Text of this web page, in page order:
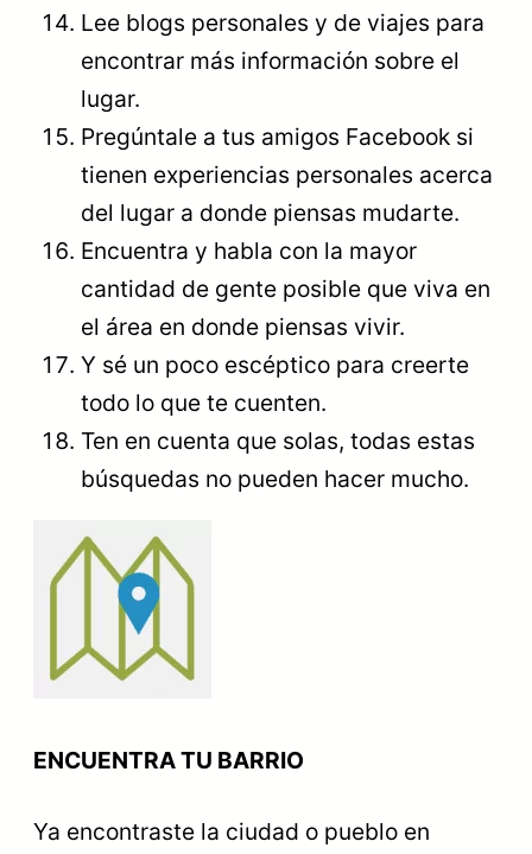
Lee blogs personales y de viajes para
encontrar más información sobre el
lugar.
Pregúntale a tus amigos Facebook si
tienen experiencias personales acerca
del lugar a donde piensas mudarte.
Encuentra y habla con la mayor
cantidad de gente posible que viva en
el área en donde piensas vivir.
Y sé un poco escéptico para creerte
todo lo que te cuenten.
Ten en cuenta que solas, todas estas
búsquedas no pueden hacer mucho.
ENCUENTRA TU BARRIO
Ya encontraste la ciudad o pueblo en